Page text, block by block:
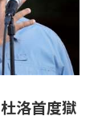
洛首度獄